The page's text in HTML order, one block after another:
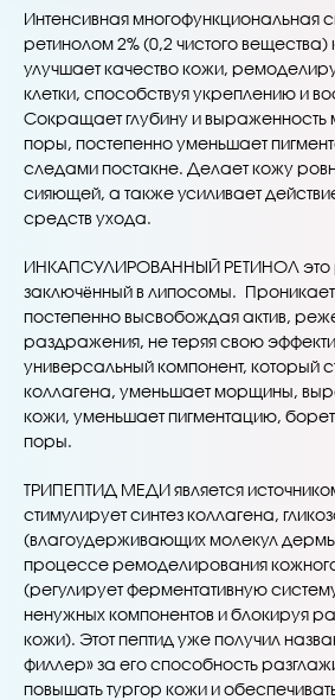
Интенсивная многофункциональная
ретинолом 2% (0,2 чистого
улучшает качество кожи,
клетки, способствуя укреплению и
Сокращает глубину и
поры, постепенно уменьшает
следами постакне. Делает кожу
сияющей, а также усиливает
средств ухода.
ИНКАПСУЛИРОВАННЫЙ РЕТИНОЛ это
заключённый в липосомы. Проникает
постепенно высвобождая актив,
раздражения, не теряя свою
универсальный компонент, который
коллагена, уменьшает морщины,
кожи, уменьшает пигментацию,
поры.
ТРИПЕПТИД МЕДИ является
стимулирует синтез коллагена,
(влагоудерживающих молекул
процессе ремоделирования
(регулирует ферментативную
ненужных компонентов и блокируя
кожи). Этот пептид уже получил
филлер» за его способность
повышать тургор кожи и